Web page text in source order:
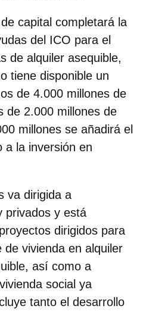
capital completará la
del ICO para el
de alquiler asequible,
tiene disponible un
de 4.000 millones de
de 2.000 millones de
millones se añadirá el
a la inversión en
va dirigida a
privados y está
dirigidos para
vivienda en alquiler
, así como a
social ya
tanto el desarrollo